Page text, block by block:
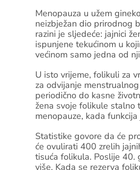
Menopauza u užem
neizbježan dio prirodnog
razini je sljedeće: jajnici
ispunjene tekućinom u
većinom samo jedna od
U isto vrijeme, folikuli za
za odvijanje
periodično do kasne
žena svoje folikule stalno
menopauze, kada
Statistike govore da će
će ovulirati 400 zrelih
tisuća folikula. Poslije 40.
više. Kada se rezerva